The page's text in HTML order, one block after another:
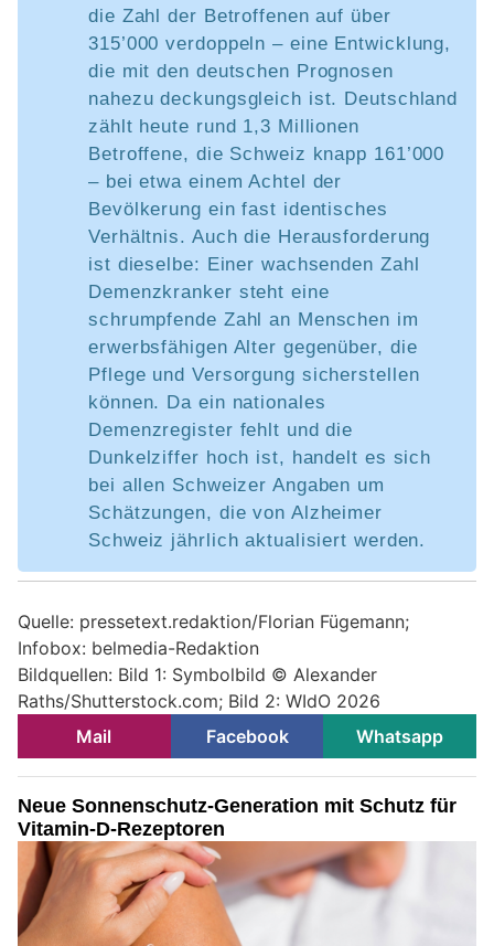
die Zahl der Betroffenen auf über
315’000 verdoppeln – eine Entwicklung,
die mit den deutschen Prognosen
nahezu deckungsgleich ist. Deutschland
zählt heute rund 1,3 Millionen
Betroffene, die Schweiz knapp 161’000
– bei etwa einem Achtel der
Bevölkerung ein fast identisches
Verhältnis. Auch die Herausforderung
ist dieselbe: Einer wachsenden Zahl
Demenzkranker steht eine
schrumpfende Zahl an Menschen im
erwerbsfähigen Alter gegenüber, die
Pflege und Versorgung sicherstellen
können. Da ein nationales
Demenzregister fehlt und die
Dunkelziffer hoch ist, handelt es sich
bei allen Schweizer Angaben um
Schätzungen, die von Alzheimer
Schweiz jährlich aktualisiert werden.
Quelle: pressetext.redaktion/Florian Fügemann;
Infobox: belmedia-Redaktion
Bildquellen: Bild 1: Symbolbild © Alexander
Raths/Shutterstock.com; Bild 2: WIdO 2026
Mail
Facebook Whatsapp
Neue Sonnenschutz-Generation mit Schutz für
Vitamin-D-Rezeptoren